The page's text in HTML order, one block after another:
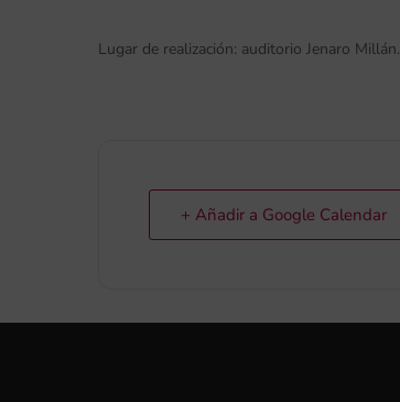
Lugar de realización: auditorio Jenaro Millán.
+ Añadir a Google Calendar